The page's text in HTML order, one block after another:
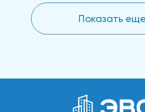
Показать еще